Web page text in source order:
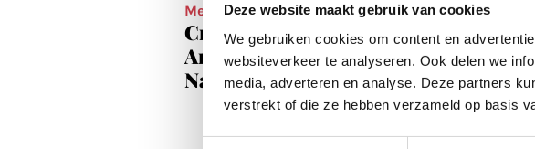
Deze website maakt gebruik van cookies
We gebruiken cookies om content en
websiteverkeer te analyseren. Ook delen we
media, adverteren en analyse. Deze partners
verstrekt of die ze hebben verzameld op basis
Mei 2025
Creatieve explosie:
Arabisch muziekfestival
Nawafiz